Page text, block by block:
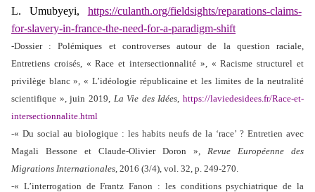
L. Umubyeyi, https://culanth.org/fieldsights/reparations-claims-
for-slavery-in-france-the-need-for-a-paradigm-shift
-Dossier : Polémiques et controverses autour de la question raciale,
Entretiens croisés, « Race et intersectionnalité », « Racisme structurel et
privilège blanc », « L’idéologie républicaine et les limites de la neutralité
scientifique », juin 2019, La Vie des Idées, https://laviedesidees.fr/Race-et-
intersectionnalite.html
-« Du social au biologique : les habits neufs de la ‘race’ ? Entretien avec
Magali Bessone et Claude-Olivier Doron », Revue Européenne des
Migrations Internationales, 2016 (3/4), vol. 32, p. 249-270.
-« L’interrogation de Frantz Fanon : les conditions psychiatrique de la